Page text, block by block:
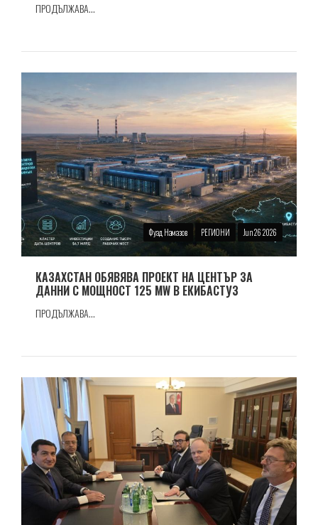
ПРОДЪЛЖАВА...
Фуад Намазов РЕГИОНИ Jun 26 2026
КАЗАХСТАН ОБЯВЯВА ПРОЕКТ НА ЦЕНТЪР ЗА
ДАННИ С МОЩНОСТ 125 MW В ЕКИБАСТУЗ
ПРОДЪЛЖАВА...